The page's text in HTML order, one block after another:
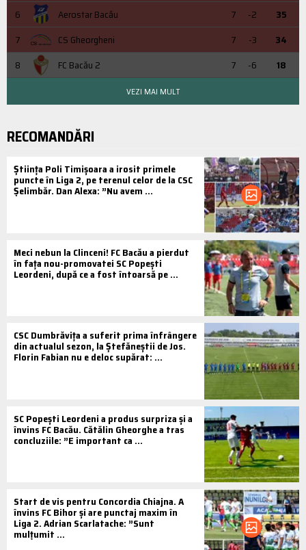
6
Aerostar Bacău 7 -2
35
7
CS Gheorgheni 7 -3
34
8
FC Bacău 2 7 -6 18
VEZI MAI MULT
RECOMANDĂRI
Știința Poli Timișoara a irosit primele
puncte în Liga 2, pe terenul celor de la CSC
Șelimbăr. Dan Alexa: ”Nu avem ...
Meci nebun la Clinceni! FC Bacău a pierdut
în fața nou-promovatei SC Popești
Leordeni, după ce a fost întoarsă pe ...
CSC Dumbrăvița a suferit prima înfrângere
din actualul sezon, la Ștefăneștii de Jos.
Florin Fabian nu e deloc supărat: ...
SC Popești Leordeni a produs surpriza și a
învins FC Bacău. Cătălin Gheorghe a tras
concluziile: ”E important ca ...
Start de vis pentru Concordia Chiajna. A
învins FC Bihor și are punctaj maxim în
Liga 2. Adrian Scarlatache: ”Sunt
mulțumit ...